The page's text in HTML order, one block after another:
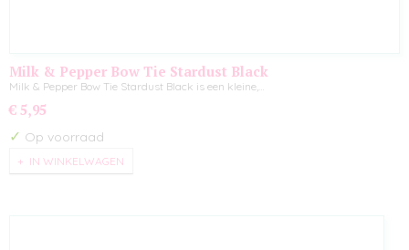
Milk & Pepper Bow Tie Stardust Black
Milk & Pepper Bow Tie Stardust Black is een kleine,…
€ 5,95
✓ Op voorraad
IN WINKELWAGEN